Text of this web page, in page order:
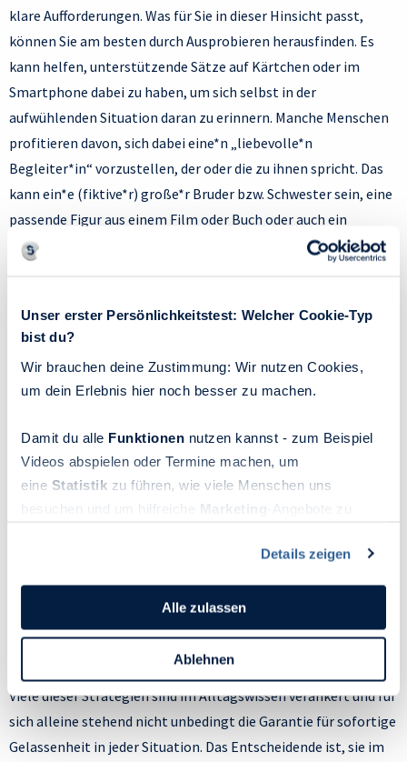
Unser erster Persönlichkeitstest: Welcher Cookie-Typ
bist du?
Wir brauchen deine Zustimmung: Wir nutzen Cookies,
um dein Erlebnis hier noch besser zu machen.
Damit du alle Funktionen nutzen kannst - zum Beispiel
Videos abspielen oder Termine machen, um
eine Statistik zu führen, wie viele Menschen uns
besuchen und um hilfreiche Marketing
-Angebote zu
Du kannst deine Einwilligung jederzeit widerrufen oder
Ecke des Bildschirms klickst. Lies mehr darüber, wie wir
Cookies und andere Technologien zur Erfassung
Details zeigen
Alle zulassen
Ablehnen
klare Aufforderungen. Was für Sie in dieser Hinsicht passt,
können Sie am besten durch Ausprobieren herausfinden. Es
kann helfen, unterstützende Sätze auf Kärtchen oder im
Smartphone dabei zu haben, um sich selbst in der
aufwühlenden Situation daran zu erinnern. Manche Menschen
profitieren davon, sich dabei eine*n „liebevolle*n
Begleiter*in“ vorzustellen, der oder die zu ihnen spricht. Das
kann ein*e (fiktive*r) große*r Bruder bzw. Schwester sein, eine
passende Figur aus einem Film oder Buch oder auch ein
Kuscheltier.
Für viele ist Kommunikation einezentrale Strategie im
Gedanken und Gefühle in Worte zu fassen, hilft meist dabei,
mehr innere Klarheit zu erreichen. Durch die Sichtweise einer
werden eigene, vielleicht aus dem Affekt heraus etwas zu
extrem geratene Einschätzungen relativiert und eine
nüchternere Betrachtung ermöglicht. Und Sie fühlen sich mit
explizit zu formulieren, was Sie von Ihrem Gegenüber gerade
bitten, sich mit einer eigenen Meinung oder
Lösungsvorschlägen erst einmal zurückzuhalten und nur zu
versuchen, Ihre Sichtweise zu verstehen.
Viele dieser Strategien sind im Alltagswissen verankert und für
sich alleine stehend nicht unbedingt die Garantie für sofortige
Gelassenheit in jeder Situation. Das Entscheidende ist, sie im